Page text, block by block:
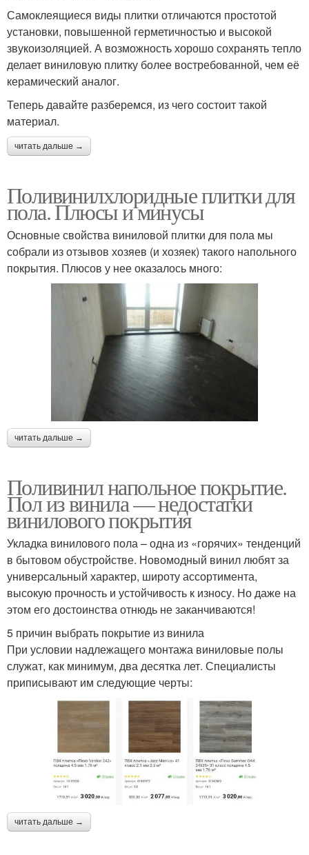
Самоклеящиеся виды плитки отличаются простотой
установки, повышенной герметичностью и высокой
звукоизоляцией. А возможность хорошо сохранять тепло
делает виниловую плитку более востребованной, чем её
керамический аналог.
Теперь давайте разберемся, из чего состоит такой
материал.
читать дальше →
Поливинилхлоридные плитки для
пола. Плюсы и минусы
Основные свойства виниловой плитки для пола мы
собрали из отзывов хозяев (и хозяек) такого напольного
покрытия. Плюсов у нее оказалось много:
читать дальше →
Поливинил напольное покрытие.
Пол из винила — недостатки
винилового покрытия
Укладка винилового пола – одна из «горячих» тенденций
в бытовом обустройстве. Новомодный винил любят за
универсальный характер, широту ассортимента,
высокую прочность и устойчивость к износу. Но даже на
этом его достоинства отнюдь не заканчиваются!
5 причин выбрать покрытие из винила
При условии надлежащего монтажа виниловые полы
служат, как минимум, два десятка лет. Специалисты
приписывают им следующие черты:
читать дальше →